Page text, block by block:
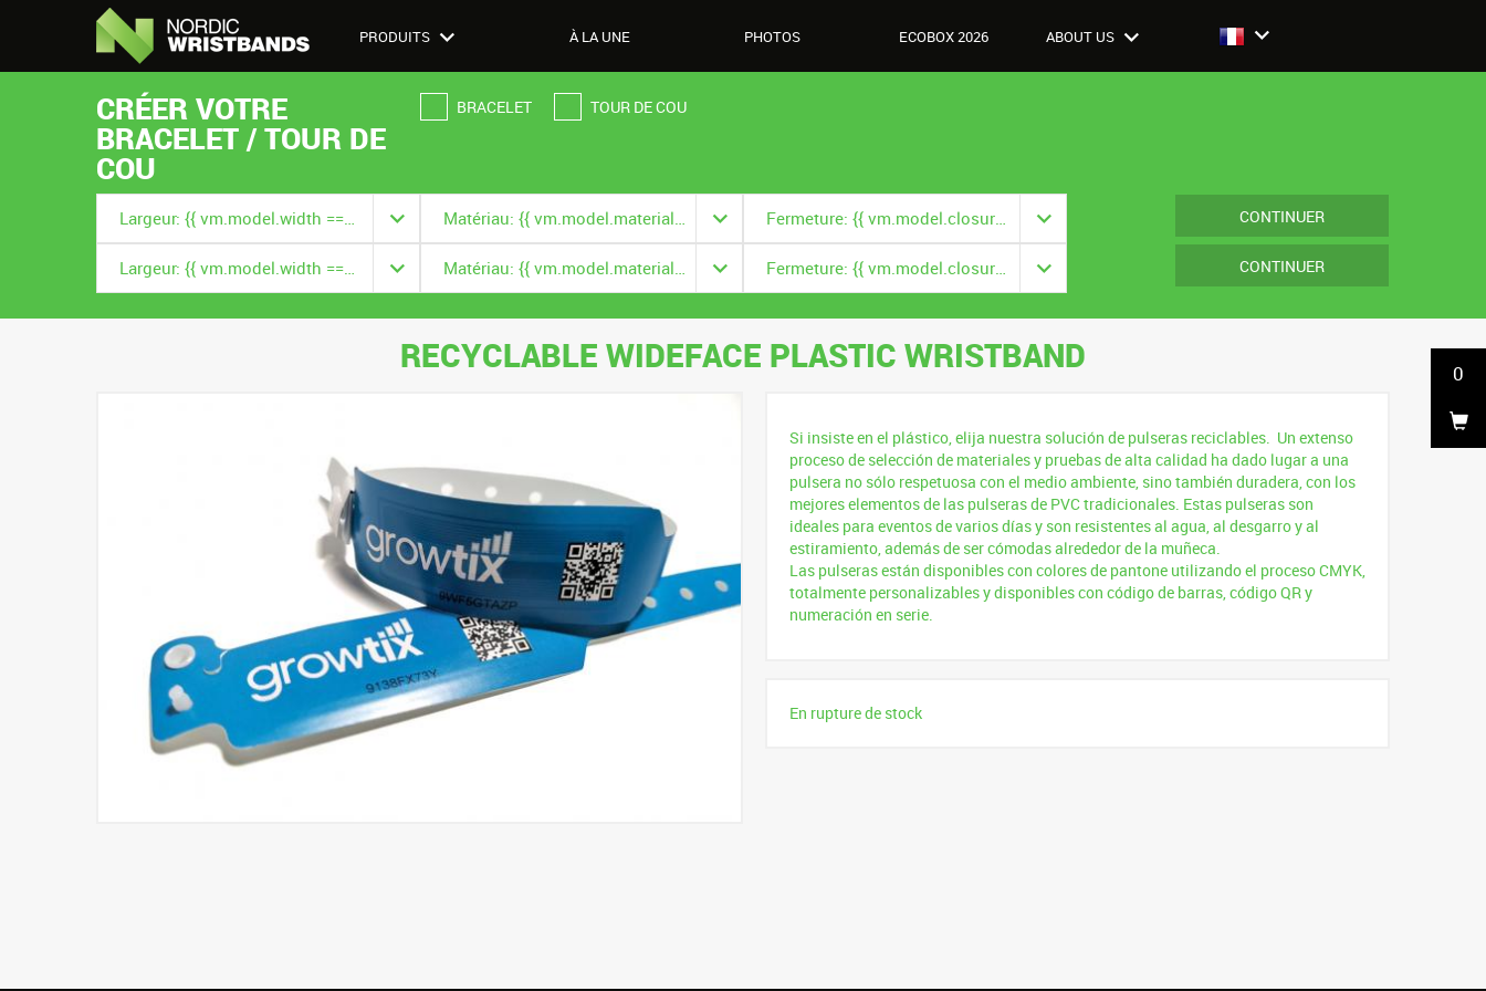
PRODUITS À LA UNE PHOTOS ECOBOX 2026 ABOUT US
0
CRÉER VOTRE
BRACELET / TOUR DE
COU
BRACELET TOUR DE COU
Largeur: {{ vm.model.width === null ? '' : vm.model.width.title }} Matériau: {{ vm.model.material === null ? '' : vm.model.material.title }} Fermeture: {{ vm.model.closure === null ? '' : vm.model.closure.title }} CONTINUER
Largeur: {{ vm.model.width === null ? '' : vm.model.width.title }} Matériau: {{ vm.model.material === null ? '' : vm.model.material.title }} Fermeture: {{ vm.model.closure === null ? '' : vm.model.closure.title }} CONTINUER
RECYCLABLE WIDEFACE PLASTIC WRISTBAND
Si insiste en el plástico, elija nuestra solución de pulseras reciclables. Un extenso
proceso de selección de materiales y pruebas de alta calidad ha dado lugar a una
pulsera no sólo respetuosa con el medio ambiente, sino también duradera, con los
mejores elementos de las pulseras de PVC tradicionales. Estas pulseras son
ideales para eventos de varios días y son resistentes al agua, al desgarro y al
estiramiento, además de ser cómodas alrededor de la muñeca.
Las pulseras están disponibles con colores de pantone utilizando el proceso CMYK,
totalmente personalizables y disponibles con código de barras, código QR y
numeración en serie.
En rupture de stock